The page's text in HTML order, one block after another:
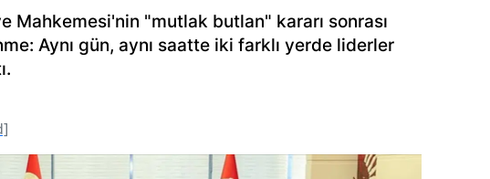
Mahkemesi'nin "mutlak butlan" kararı sonrası
Aynı gün, aynı saatte iki farklı yerde liderler